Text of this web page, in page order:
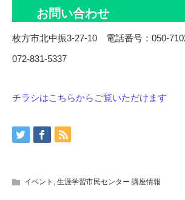
お問い合わせ
枚方市北中振3-27-10 電話番号：050-
072-831-5337
チラシはこちらからご覧いただけます
イベント , 生涯学習市民センター 講座情報